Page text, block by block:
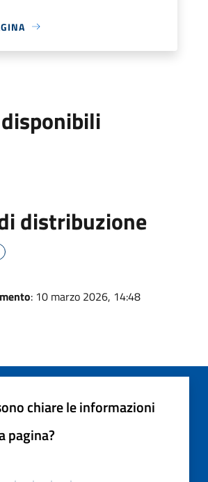
distribuzione
: 10 marzo 2026, 14:48
chiare le informazioni
pagina?